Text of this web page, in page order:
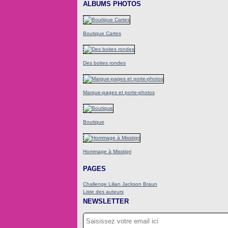
ALBUMS PHOTOS
Boutique Cartes
Des boites rondes
Marque-pages et porte-photos
Boutique
Hommage à Misstigri
PAGES
Challenge Lilian Jackson Braun
Liste des auteurs
NEWSLETTER